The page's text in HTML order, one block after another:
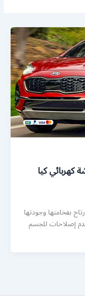
99007366 ورشة كهربائي كيا
بفخامتها وجودتها
إصلاحات للجسم